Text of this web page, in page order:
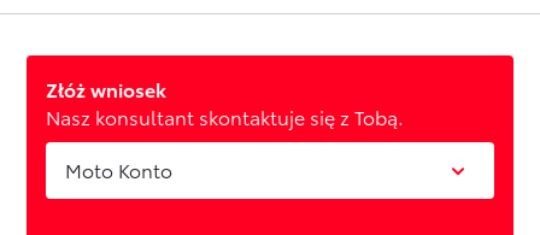
Złóż wniosek
Nasz konsultant skontaktuje się z Tobą.
Moto Konto